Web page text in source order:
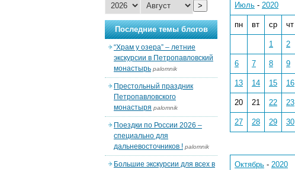
Июль - 2020
пн вт ср чт
1 2
6 7 8 9
13 14 15 16
20 21 22 23
27 28 29 30
Октябрь - 2020
>
Последние темы блогов
“Храм у озера” – летние
экскурсии в Петропавловский
монастырь palomnik
Престольный праздник
Петропавловского
монастыря palomnik
Поездки по России 2026 –
специально для
дальневосточников ! palomnik
Большие экскурсии для всех в